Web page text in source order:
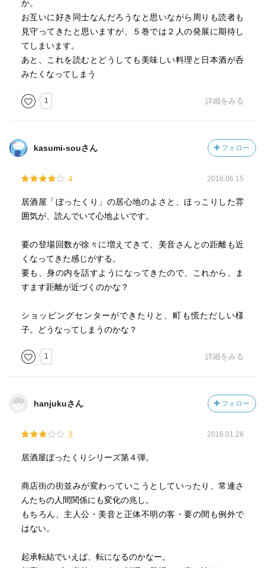
か。
お互いに好き同士なんだろうなと思いながら周りも読者も
見守ってきたと思いますが、５巻では２人の発展に期待し
てしまいます。
あと、これを読むとどうしても美味しい料理と日本酒が呑
みたくなってしまう
1 詳細をみる
kasumi-souさん フォロー
4 2016.06.15
居酒屋「ぼったくり」の居心地のよさと、ほっこりした雰
囲気が、読んでいて心地よいです。
要の登場回数が徐々に増えてきて、美音さんとの距離も近
くなってきた感じがする。
要も、身の内を話すようになってきたので、これから、ま
すます距離が近づくのかな？
ショッピングセンターができたりと、町も慌ただしい様
子。どうなってしまうのかな？
1 詳細をみる
hanjukuさん フォロー
3 2016.01.28
居酒屋ぼったくりシリーズ第４弾。
商店街の街並みが変わっていこうとしていったり、常連さ
んたちの人間関係にも変化の兆し。
もちろん、主人公・美音と正体不明の客・要の間も例外で
はない。
起承転結でいえば、転になるのかなー。